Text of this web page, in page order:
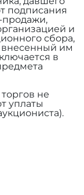
подписания
продажи,
и
сбора,
внесенный им
в
не
уплаты